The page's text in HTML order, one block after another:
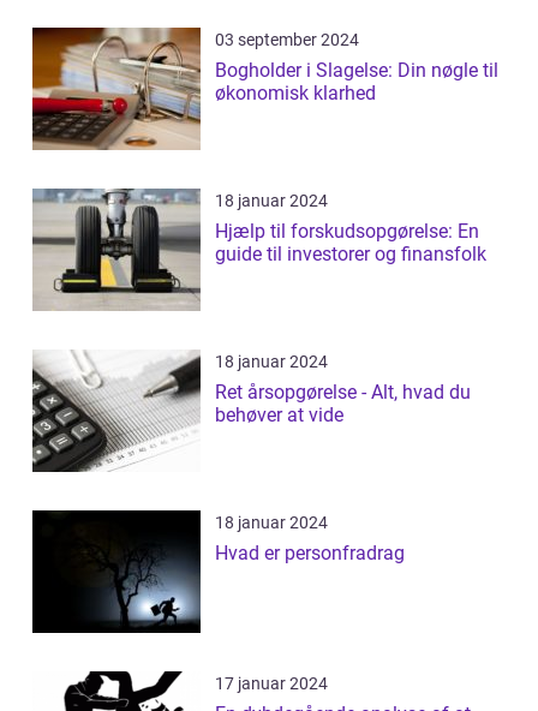
03 september 2024
Bogholder i Slagelse: Din nøgle til
økonomisk klarhed
18 januar 2024
Hjælp til forskudsopgørelse: En
guide til investorer og finansfolk
18 januar 2024
Ret årsopgørelse - Alt, hvad du
behøver at vide
18 januar 2024
Hvad er personfradrag
17 januar 2024